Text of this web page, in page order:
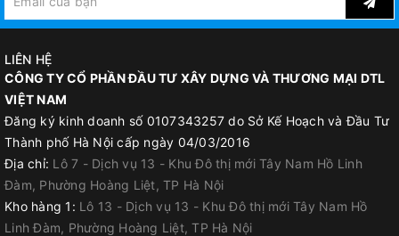
LIÊN HỆ
CÔNG TY CỔ PHẦN ĐẦU TƯ XÂY DỰNG VÀ THƯƠNG MẠI DTL
VIỆT NAM
Đăng ký kinh doanh số 0107343257 do Sở Kế Hoạch và Đầu Tư
Thành phố Hà Nội cấp ngày 04/03/2016
Địa chỉ: Lô 7 - Dịch vụ 13 - Khu Đô thị mới Tây Nam Hồ Linh
Đàm, Phường Hoàng Liệt, TP Hà Nội
Kho hàng 1: Lô 13 - Dịch vụ 13 - Khu Đô thị mới Tây Nam Hồ
Linh Đàm, Phường Hoàng Liệt, TP Hà Nội